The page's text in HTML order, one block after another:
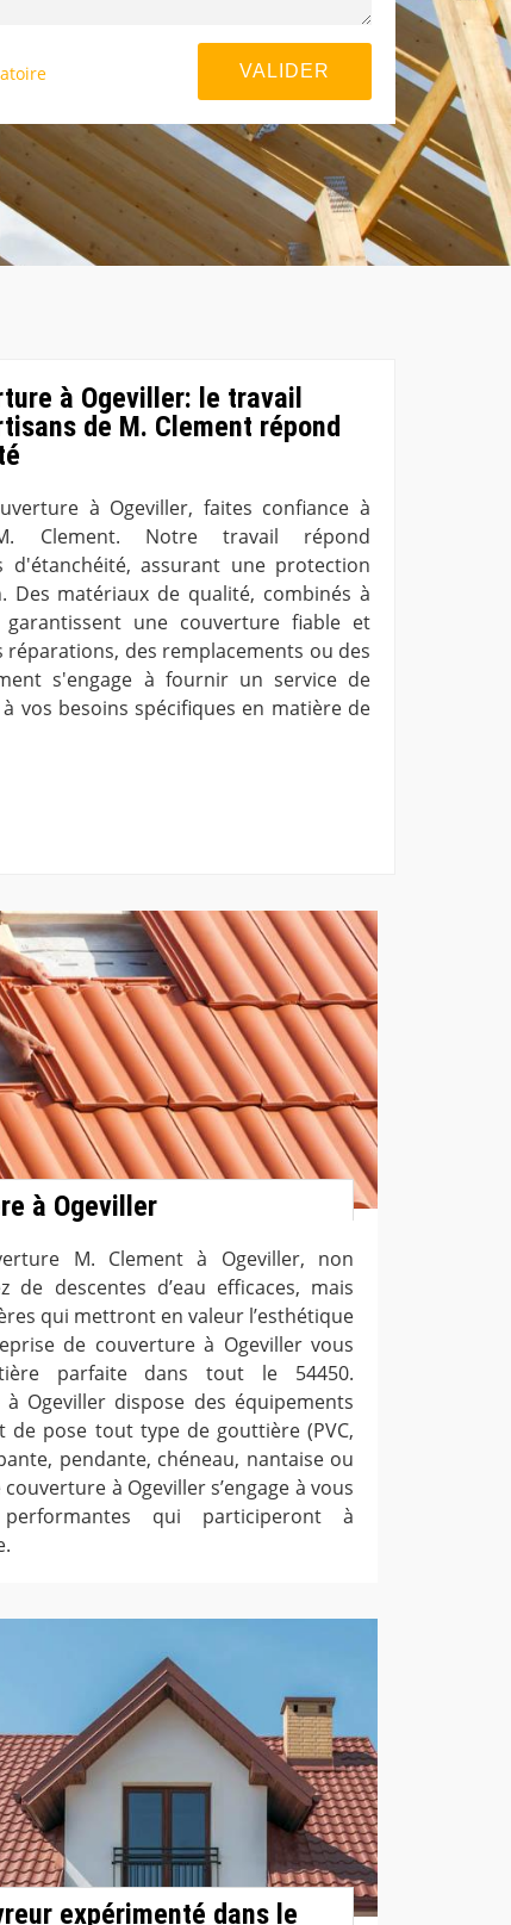
à Ogeviller: le travail
de M. Clement répond
à Ogeviller, faites confiance à
Clement. Notre travail répond
d'étanchéité, assurant une protection
matériaux de qualité, combinés à
une couverture fiable et
des remplacements ou des
s'engage à fournir un service de
vos besoins spécifiques en matière de
à Ogeviller
M. Clement à Ogeviller, non
de descentes d’eau efficaces, mais
qui mettront en valeur l’esthétique
de couverture à Ogeviller vous
parfaite dans tout le 54450.
Ogeviller dispose des équipements
pose tout type de gouttière (PVC,
pendante, chéneau, nantaise ou
couverture à Ogeviller s’engage à vous
qui participeront à
expérimenté dans le